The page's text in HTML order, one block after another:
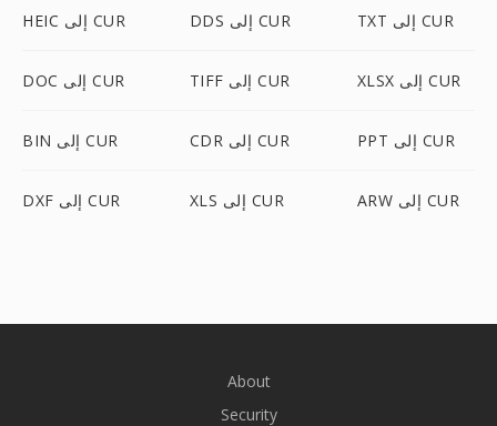
HEIC إلى CUR DDS إلى CUR TXT إلى CUR
DOC إلى CUR TIFF إلى CUR XLSX إلى CUR
BIN إلى CUR CDR إلى CUR PPT إلى CUR
DXF إلى CUR XLS إلى CUR ARW إلى CUR
About
Security